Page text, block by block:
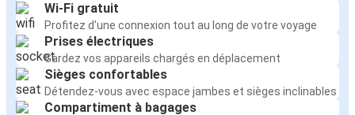
Wi-Fi gratuit
Profitez d'une connexion tout au long de votre voyage
Prises électriques
Gardez vos appareils chargés en déplacement
Sièges confortables
Détendez-vous avec espace jambes et sièges inclinables
Compartiment à bagages